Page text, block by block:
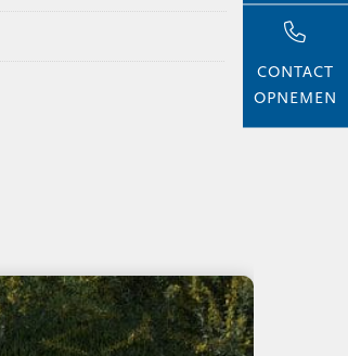
CONTACT
OPNEMEN